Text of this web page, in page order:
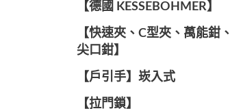
【德國 KESSEBOHMER】
【快速夾、C型夾、萬能鉗、
尖口鉗】
【戶引手】崁入式
【拉門鎖】